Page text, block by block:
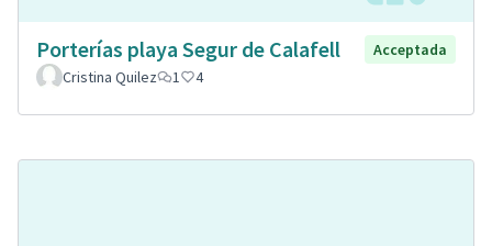
Porterías playa Segur de Calafell
Acceptada
Cristina Quilez
1 4